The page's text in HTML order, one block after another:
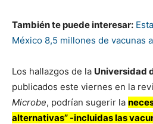
También te puede interesar:
México 8,5 millones de vacunas
Los hallazgos de la Universidad
publicados este viernes en la
Microbe, podrían sugerir la
alternativas” -incluidas las